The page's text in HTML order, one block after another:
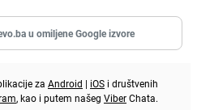
u omiljene Google izvore
za Android | iOS i društvenih
, kao i putem našeg ViberChata.